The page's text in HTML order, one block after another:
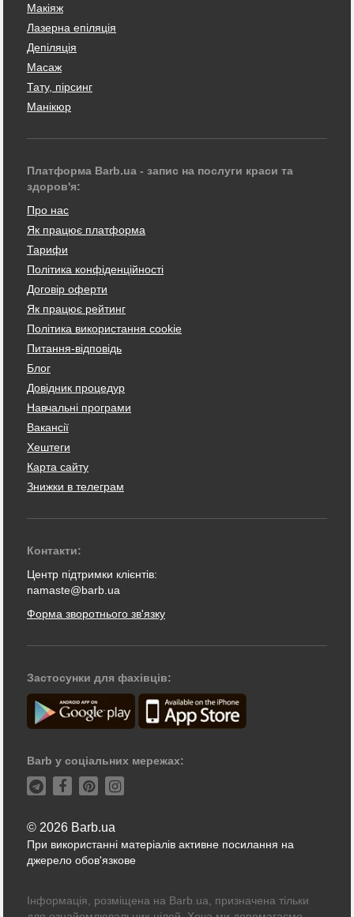
Макіяж
Лазерна епіляція
Депіляція
Масаж
Тату, пірсинг
Манікюр
Платформа Barb.ua - запис на послуги краси та
здоров'я:
Про нас
Як працює платформа
Тарифи
Політика конфіденційності
Договір оферти
Як працює рейтинг
Політика використання cookie
Питання-відповідь
Блог
Довідник процедур
Навчальні програми
Вакансії
Хештеги
Карта сайту
Знижки в телеграм
Контакти:
Центр підтримки клієнтів:
namaste@barb.ua
Форма зворотнього зв'язку
Застосунки для фахівців:
Barb у соціальних мережах:
© 2026 Barb.ua
При використанні матеріалів активне посилання на
джерело обов'язкове
Інформація, розміщена на Barb.ua, призначена тільки